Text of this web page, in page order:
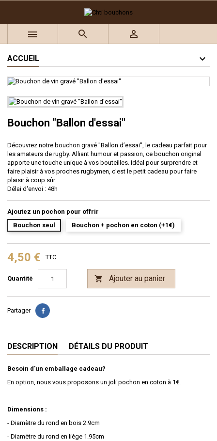
Ajouter à ma liste d'envies
((cancelText))
Vous devez être connecté pour ajouter des produits à
((cancelText))
  
ACCUEIL
Bouchon "Ballon d'essai"
Découvrez notre bouchon gravé "Ballon d’essai", le cadeau parfait pour
les amateurs de rugby. Alliant humour et passion, ce bouchon original
apporte une touche unique à vos bouteilles. Idéal pour surprendre et
faire plaisir à vos proches rugbymen, c'est le petit cadeau pour faire
plaisir à coup sûr.
Délai d'envoi : 48h
Ajoutez un pochon pour offrir
Bouchon seul
Bouchon + pochon en coton (+1€)
4,50 € TTC
Quantité  Ajouter au panier
Partager
DESCRIPTION DÉTAILS DU PRODUIT
Besoin d'un emballage cadeau?
En option, nous vous proposons un joli pochon en coton à 1€.
Dimensions :
- Diamètre du rond en bois 2.9cm
- Diamètre du rond en liège 1.95cm